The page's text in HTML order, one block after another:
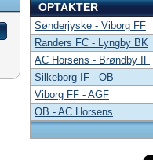
OPTAKTER
Sønderjyske - Viborg FF
Randers FC - Lyngby BK
AC Horsens - Brøndby IF
Silkeborg IF - OB
Viborg FF - AGF
OB - AC Horsens